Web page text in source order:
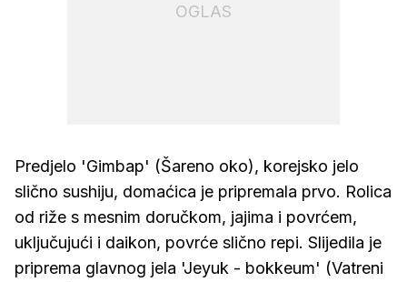
OGLAS
Predjelo 'Gimbap' (Šareno oko), korejsko jelo
slično sushiju, domaćica je pripremala prvo. Rolica
od riže s mesnim doručkom, jajima i povrćem,
uključujući i daikon, povrće slično repi. Slijedila je
priprema glavnog jela 'Jeyuk - bokkeum' (Vatreni